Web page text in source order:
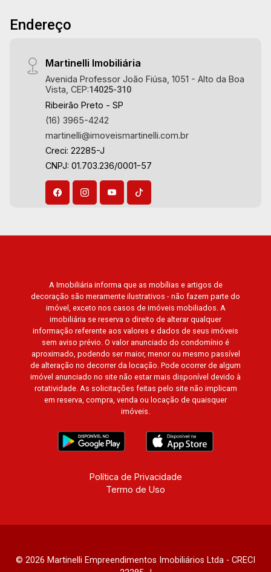
21
22
Endereço
Martinelli Imobiliária
Avenida Professor João Fiúsa, 1051 - Alto da Boa
Vista, CEP:14025-310
Ribeirão Preto - SP
(16) 3965-4242
martinelli@imoveismartinelli.com.br
Creci: 22285-J
CNPJ: 01.703.236/0001-57
A Imobiliária informa que as mobílias e artigos de
decoração são meramente ilustrativos - não fazem parte do
imóvel, exceto nos casos de imóveis mobiliados. A
imobiliária se reserva o direito de alterar qualquer
informação referente aos valores e dados de seus imóveis
sem aviso prévio. O valor anunciado do condomínio é
aproximado, podendo ser maior, menor ou mesmo passível
de alteração no decorrer da locação. Pode ocorrer de algum
imóvel anunciado no site não estar mais disponível devido à
rotatividade. As solicitações feitas pelo site não implicam
em reserva, compra, venda ou locação de quaisquer
imóveis.
Política de Privacidade
Termo de Uso
© 2026 Martinelli Empreendimentos Imobiliários Ltda - CRECI